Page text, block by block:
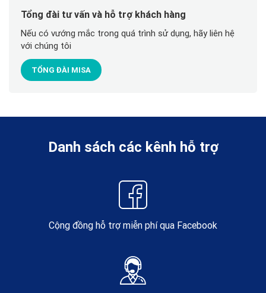
Tổng đài tư vấn và hỗ trợ khách hàng
Nếu có vướng mắc trong quá trình sử dụng, hãy liên hệ
với chúng tôi
TỔNG ĐÀI MISA
Danh sách các kênh hỗ trợ
Cộng đồng hỗ trợ miễn phí qua Facebook